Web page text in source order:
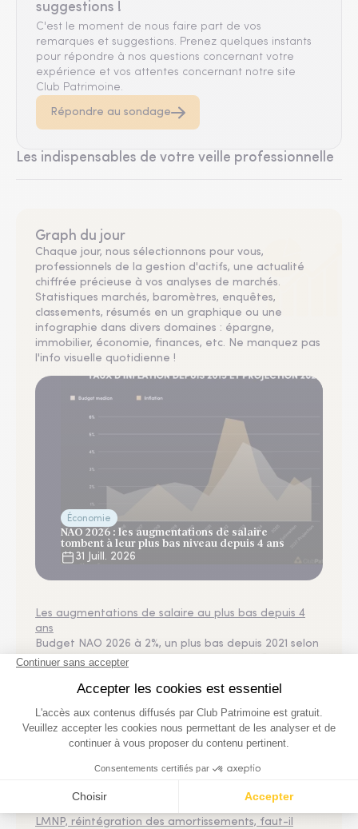
suggestions !
C'est le moment de nous faire part de vos
remarques et suggestions. Prenez quelques instants
pour répondre à nos questions concernant votre
expérience et vos attentes concernant notre site
Club Patrimoine.
Répondre au sondage
Les indispensables de votre veille professionnelle
Graph du jour
Chaque jour, nous sélectionnons pour vous,
professionnels de la gestion d'actifs, une actualité
chiffrée précieuse à vos analyses de marchés.
Statistiques marchés, baromètres, enquêtes,
classements, résumés en un graphique ou une
infographie dans divers domaines : épargne,
immobilier, économie, finances, etc. Ne manquez pas
l'info visuelle quotidienne !
Économie
NAO 2026 : les augmentations de salaire
tombent à leur plus bas niveau depuis 4 ans
31 Juill. 2026
Les augmentations de salaire au plus bas depuis 4
ans
Budget NAO 2026 à 2%, un plus bas depuis 2021 selon
Mercer France, qui anticipe un rebond à 2,5% pour les
Le top 5 des graphiques les plus consultés
Demandeurs d’emploi : une légère baisse au 1er
trimestre 2026
Croissance 2025 : l’Europe à plusieurs vitesses selon
Le prix du cacao fond face à l’affaiblissement de la
demande
LMNP, réintégration des amortissements, faut-il